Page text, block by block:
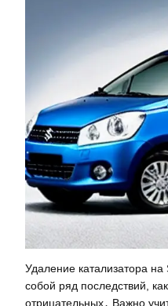
Удаление катализатора
собой ряд последствий,
отрицательных․ Важно